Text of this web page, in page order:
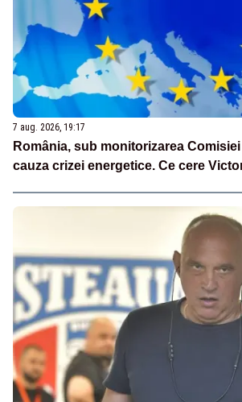
7 aug. 2026, 19:17
România, sub monitorizarea
cauza crizei energetice. Ce cere